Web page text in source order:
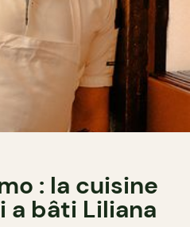
: la cuisine
a bâti Liliana